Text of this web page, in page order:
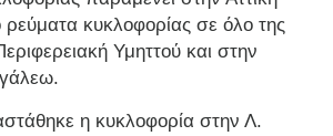
κυκλοφορίας σε όλο της
Υμηττού και στην
η κυκλοφορία στην Λ.